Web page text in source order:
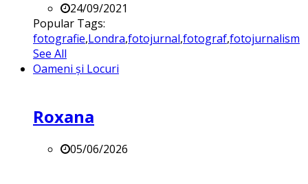
24/09/2021
Popular Tags:
fotografie,Londra,fotojurnal,fotograf,fotojurnalism
See All
Oameni și Locuri
Roxana
05/06/2026